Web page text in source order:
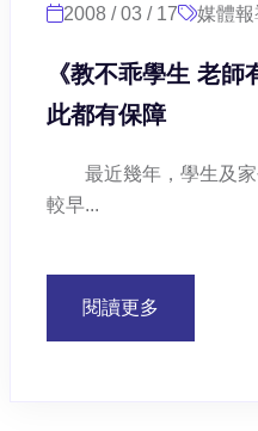
2008 / 03 / 17 媒體報
《教不乖學生 老
此都有保障
最近幾年，學生及家
較早...
閱讀更多